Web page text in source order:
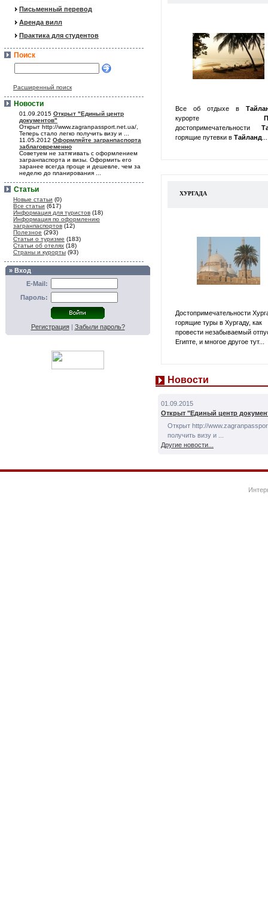
Письменный перевод
Аренда вилл
Практика для студентов
Поиск
Расширенный поиск
Новости
01.09.2015 Открыт "Единый центр
документов"
Открыт http://www.zagranpassport.net.ua/,
Теперь стало легко получить визу и ...
11.05.2012 Оформляйте загранпаспорта
заблаговременно
Советуем не затягивать с оформлением
загранпаспорта и визы. Оформить его
заранее всегда проще и дешевле, чем за
неделю до планирования ...
Статьи
Новые статьи (0)
Все статьи (617)
Информация для туристов (18)
Информация по оформлению
загранпаспортов (12)
Полезное (293)
Статьи о туризме (183)
Статьи об отелях (18)
Страны и курорты (93)
» Вход
E-Mail:
Пароль:
Регистрация| Забыли пароль?
Все об отдыхе в
курорте
достопримечательности
горящие путевки в Тайланд
ХУРГАДА
Достопримечательности
горящие туры в Хургаду, как
провести незабываемый
Египте, и многое другое тут...
Новости
01.09.2015
Открыт "Единый центр
Открыт http://
получить визу и ...
Другие новости...